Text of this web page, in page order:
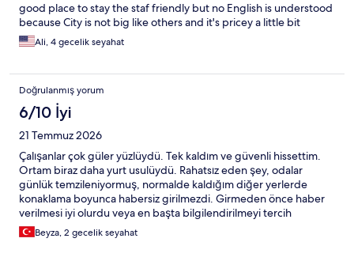
almayacaksanız ama uzun süreli kalımlar da pek de mantıklı değil
good place to stay the staf friendly but no English is understood
because City is not big like others and it's pricey a little bit
Ali, 4 gecelik seyahat
Doğrulanmış yorum
6/10 İyi
21 Temmuz 2026
Çalışanlar çok güler yüzlüydü. Tek kaldım ve güvenli hissettim.
Ortam biraz daha yurt usulüydü. Rahatsız eden şey, odalar
günlük temzileniyormuş, normalde kaldığım diğer yerlerde
konaklama boyunca habersiz girilmezdi. Girmeden önce haber
verilmesi iyi olurdu veya en başta bilgilendirilmeyi tercih
ederdim. Onun dışında fiyat bir miktar sunulan imkanlar için
yüksek geldi.
Beyza, 2 gecelik seyahat